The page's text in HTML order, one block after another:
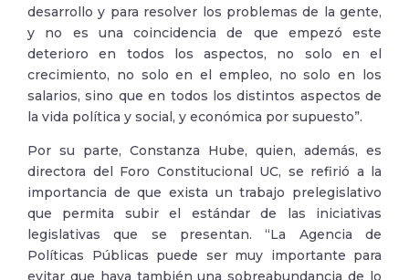
desarrollo y para resolver los problemas de la gente,
y no es una coincidencia de que empezó este
deterioro en todos los aspectos, no solo en el
crecimiento, no solo en el empleo, no solo en los
salarios, sino que en todos los distintos aspectos de
la vida política y social, y económica por supuesto”.
Por su parte, Constanza Hube, quien, además, es
directora del Foro Constitucional UC, se refirió a la
importancia de que exista un trabajo prelegislativo
que permita subir el estándar de las iniciativas
legislativas que se presentan. “La Agencia de
Políticas Públicas puede ser muy importante para
evitar que haya también una sobreabundancia de lo